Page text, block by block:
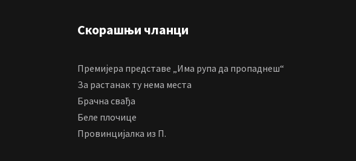
Скорашњи чланци
Премијера представе „Има рупа да пропаднеш“
За растанак ту нема места
Брачна свађа
Беле плочице
Провинцијалка из П.